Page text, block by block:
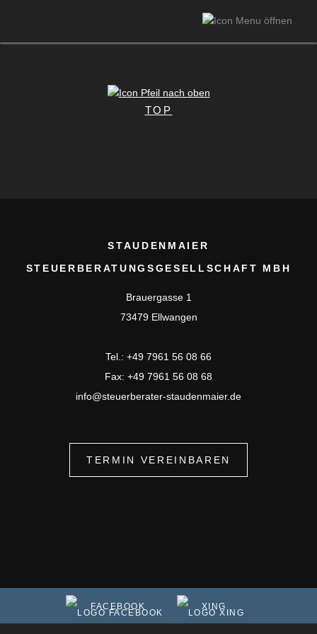
TOP
STAUDENMAIER
STEUERBERATUNGSGESELLSCHAFT MBH
Brauergasse 1
73479 Ellwangen
Tel.: +49 7961 56 08 66
Fax: +49 7961 56 08 68
info@steuerberater-staudenmaier.de
TERMIN VEREINBAREN
FACEBOOK XING